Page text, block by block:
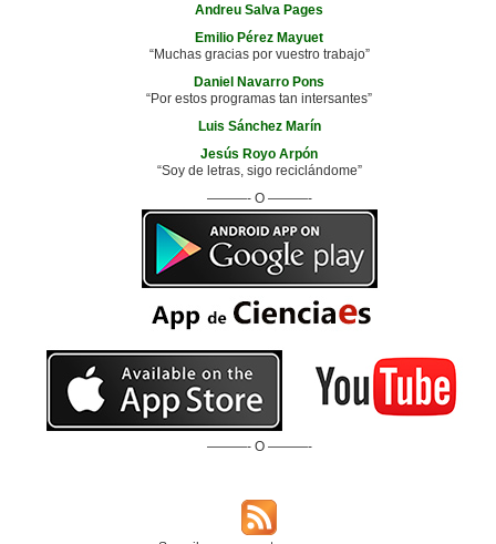
Andreu Salva Pages
Emilio Pérez Mayuet
“Muchas gracias por vuestro trabajo”
Daniel Navarro Pons
“Por estos programas tan intersantes”
Luis Sánchez Marín
Jesús Royo Arpón
“Soy de letras, sigo reciclándome”
———- O ———-
———- O ———-